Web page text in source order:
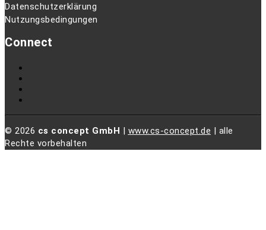
Datenschutzerklärung
Nutzungsbedingungen
Connect
© 2026 cs concept GmbH | www.cs-concept.de | alle
Rechte vorbehalten